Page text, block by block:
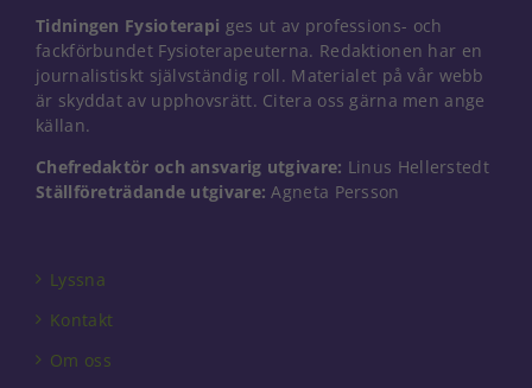
Tidningen Fysioterapi ges ut av professions- och
fackförbundet Fysioterapeuterna. Redaktionen har en
journalistiskt självständig roll. Materialet på vår webb
är skyddat av upphovsrätt. Citera oss gärna men ange
källan.
Chefredaktör och ansvarig utgivare: Linus Hellerstedt
Ställföreträdande utgivare: Agneta Persson
Lyssna
Kontakt
Om oss
Dessa kakor
går inte att